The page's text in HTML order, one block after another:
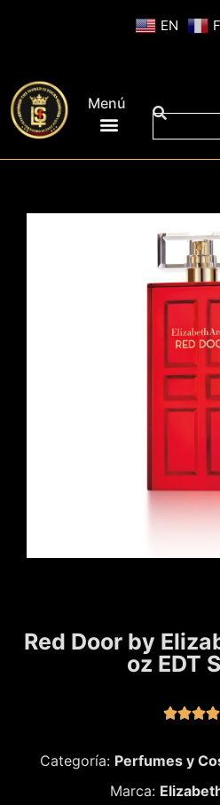
Menú
Red Door by
oz EDT

Categoría: Perfumes y
Marca:
EN